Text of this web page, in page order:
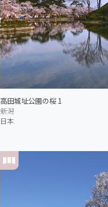
高田城址公園の桜 1
新潟
日本